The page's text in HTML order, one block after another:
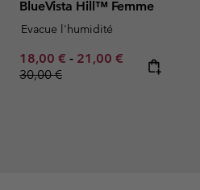
BlueVista Hill™ Femme
Evacue l'humidité
Minimum sale price:
18,00 € - Maximum sale price:
21,00 € Regular price:
30,00 €